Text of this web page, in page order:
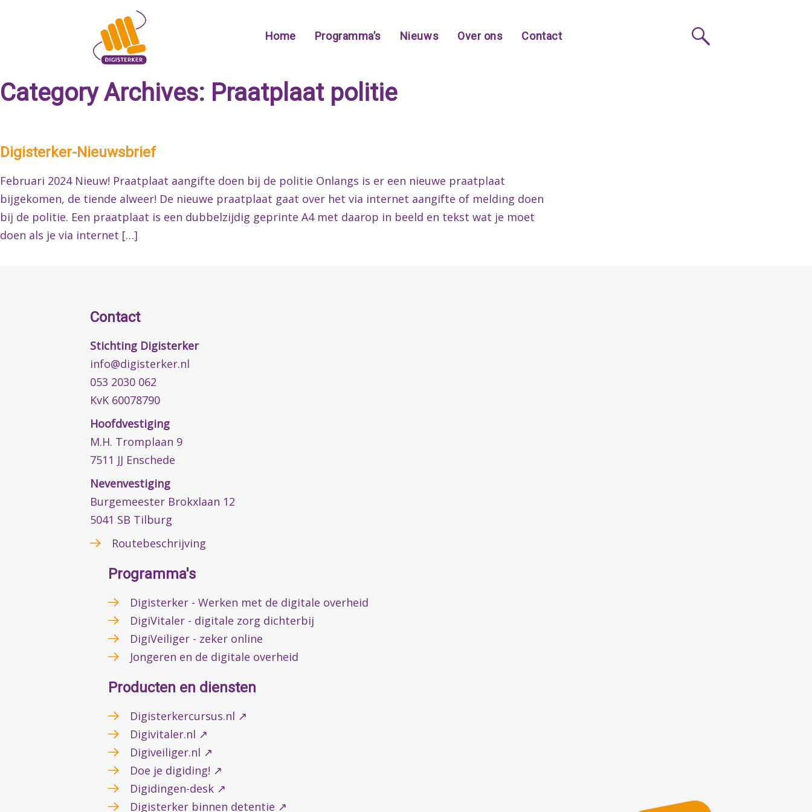
Home Programma’s Nieuws Over ons Contact
Category Archives: Praatplaat politie
Digisterker-Nieuwsbrief
Februari 2024 Nieuw! Praatplaat aangifte doen bij de politie Onlangs is er een nieuwe praatplaat
bijgekomen, de tiende alweer! De nieuwe praatplaat gaat over het via internet aangifte of melding doen
bij de politie. Een praatplaat is een dubbelzijdig geprinte A4 met daarop in beeld en tekst wat je moet
doen als je via internet […]
Contact
Stichting Digisterker
info@digisterker.nl
053 2030 062
KvK 60078790
Hoofdvestiging
M.H. Tromplaan 9
7511 JJ Enschede
Nevenvestiging
Burgemeester Brokxlaan 12
5041 SB Tilburg
Routebeschrijving
Programma's
Digisterker - Werken met de digitale overheid
DigiVitaler - digitale zorg dichterbij
DigiVeiliger - zeker online
Jongeren en de digitale overheid
Producten en diensten
Digisterkercursus.nl ↗
Digivitaler.nl ↗
Digiveiliger.nl ↗
Doe je digiding! ↗
Digidingen-desk ↗
Digisterker binnen detentie ↗